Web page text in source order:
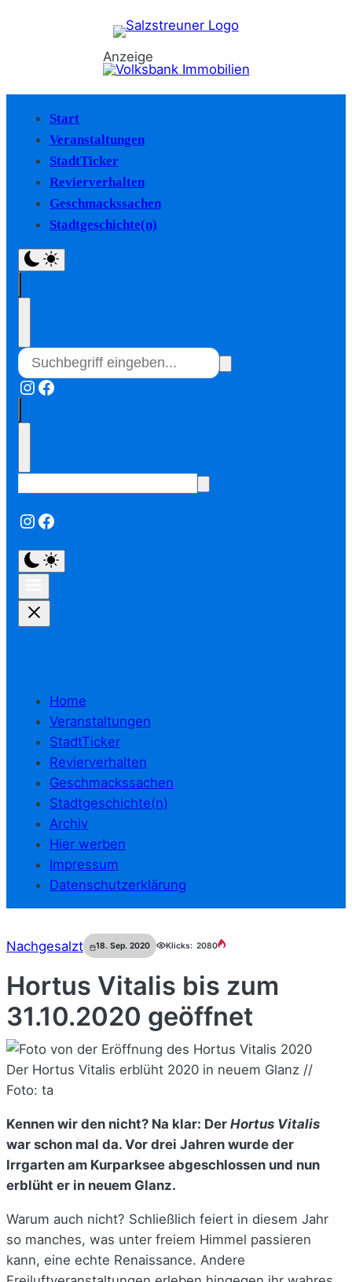
Anzeige
Start
Veranstaltungen
StadtTicker
Revierverhalten
Geschmackssachen
Stadtgeschichte(n)
Instagram
Facebook
Instagram
Facebook
Home
Veranstaltungen
StadtTicker
Revierverhalten
Geschmackssachen
Stadtgeschichte(n)
Archiv
Hier werben
Impressum
Datenschutzerklärung
Nachgesalzt 18. Sep. 2020 Klicks: 2080
Hortus Vitalis bis zum
31.10.2020 geöffnet
Der Hortus Vitalis erblüht 2020 in neuem Glanz //
Foto: ta
Kennen wir den nicht? Na klar: Der Hortus Vitalis
war schon mal da. Vor drei Jahren wurde der
Irrgarten am Kurparksee abgeschlossen und nun
erblüht er in neuem Glanz.
Warum auch nicht? Schließlich feiert in diesem Jahr
so manches, was unter freiem Himmel passieren
kann, eine echte Renaissance. Andere